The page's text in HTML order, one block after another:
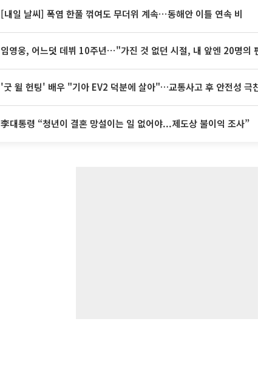
[내일 날씨] 폭염 한풀 꺾여도 무더위 계속⋯동해안 이틀 연속 비
임영웅, 어느덧 데뷔 10주년⋯"가진 것 없던 시절, 내 앞엔 20명의
'굿 윌 헌팅' 배우 "기아 EV2 덕분에 살아"…교통사고 후 안전성 극
李대통령 “청년이 결혼 망설이는 일 없어야...제도상 불이익 조사”